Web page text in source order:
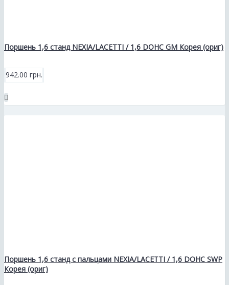
Поршень 1,6 станд NEXIA/LACETTI / 1,6 DOHC GM Корея (ориг)
942.00 грн.
Поршень 1,6 станд с пальцами NEXIA/LACETTI / 1,6 DOHC SWP
Корея (ориг)